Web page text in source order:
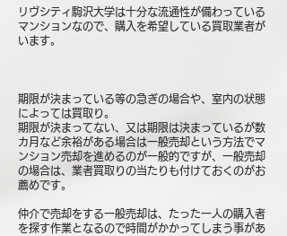
リヴシティ駒沢大学は十分な流通性が備わっている
マンションなので、購入を希望している買取業者が
います。
期限が決まっている等の急ぎの場合や、室内の状態
によっては買取り。
期限が決まってない、又は期限は決まっているが数
カ月など余裕がある場合は一般売却という方法でマ
ンション売却を進めるのが一般的ですが、一般売却
の場合は、業者買取りの当たりも付けておくのがお
薦めです。
仲介で売却をする一般売却は、たった一人の購入者
を探す作業となるので時間がかかってしまう事があ